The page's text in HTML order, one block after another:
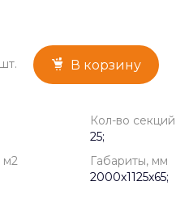
шт. В корзину
Кол-во секций
25;
м2
Габариты, мм
2000x1125x65;